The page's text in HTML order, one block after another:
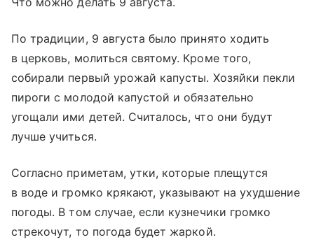
По традиции, 9 августа было принято ходить
в церковь, молиться святому. Кроме того,
собирали первый урожай капусты. Хозяйки пекли
пироги с молодой капустой и обязательно
угощали ими детей. Считалось, что они будут
лучше учиться.
Согласно приметам, утки, которые плещутся
в воде и громко крякают, указывают на ухудшение
погоды. В том случае, если кузнечики громко
стрекочут, то погода будет жаркой.